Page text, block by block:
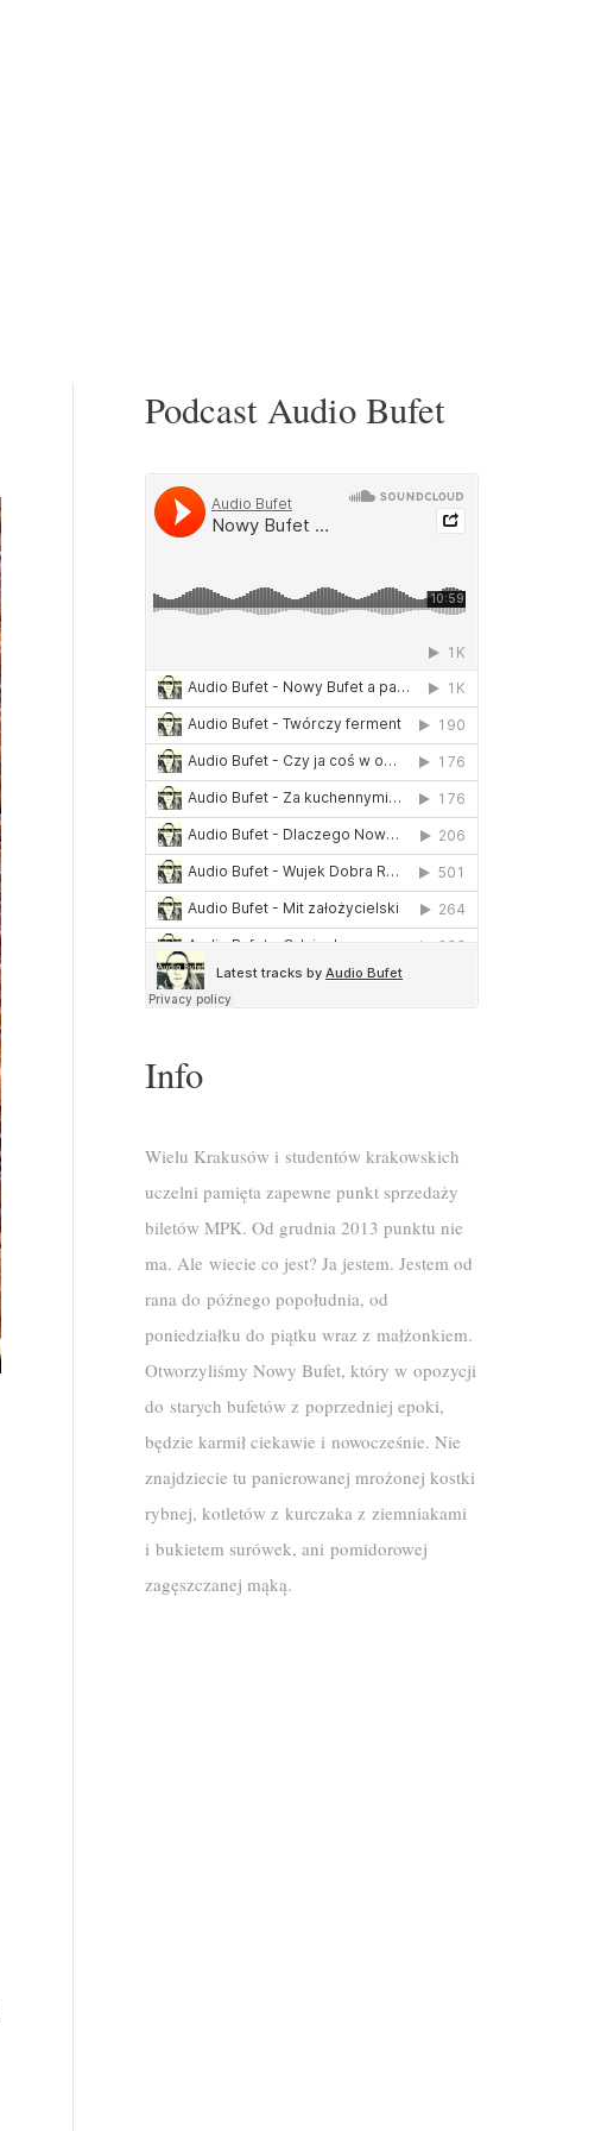
Podcast Audio Bufet
Info
Wielu Krakusów i studentów krakowskich
uczelni pamięta zapewne punkt sprzedaży
biletów MPK. Od grudnia 2013 punktu nie
ma. Ale wiecie co jest? Ja jestem. Jestem od
rana do późnego popołudnia, od
poniedziałku do piątku wraz z małżonkiem.
Otworzyliśmy Nowy Bufet, który w opozycji
do starych bufetów z poprzedniej epoki,
będzie karmił ciekawie i nowocześnie. Nie
znajdziecie tu panierowanej mrożonej kostki
rybnej, kotletów z kurczaka z ziemniakami
i bukietem surówek, ani pomidorowej
zagęszczanej mąką.